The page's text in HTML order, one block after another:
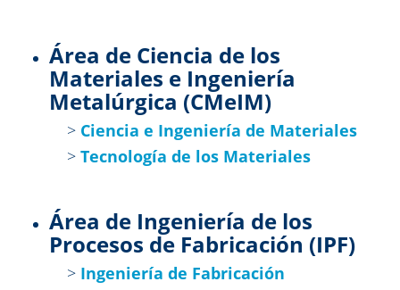
Área de Ciencia de los
Materiales e Ingeniería
Metalúrgica (CMeIM)
> Ciencia e Ingeniería de Materiales
> Tecnología de los Materiales
Área de Ingeniería de los
Procesos de Fabricación (IPF)
> Ingeniería de Fabricación